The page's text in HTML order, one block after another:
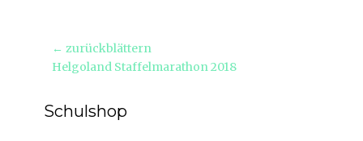
Beitragsnavigation
← zurückblättern
Vorheriger
Helgoland Staffelmarathon 2018
Schulshop